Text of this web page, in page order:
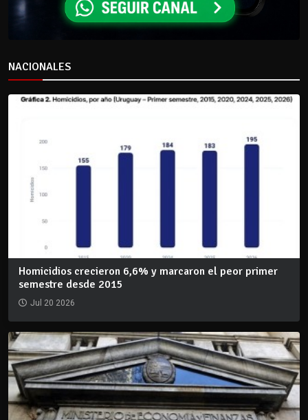
NACIONALES
Homicidios crecieron 6,6% y marcaron el peor primer
semestre desde 2015
Jul 20 2026